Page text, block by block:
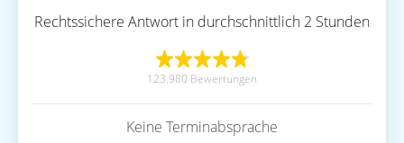
Rechtssichere Antwort in durchschnittlich 2 Stunden
123.980 Bewertungen
Keine Terminabsprache